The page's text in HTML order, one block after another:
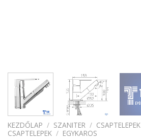
KEZDŐLAP / SZANITER / CSAPTELEPEK
CSAPTELEPEK / EGYKAROS